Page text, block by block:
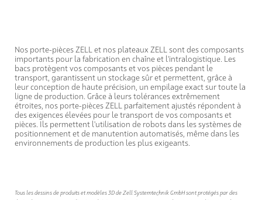
Nos porte-pièces ZELL et nos plateaux ZELL sont des composants
importants pour la fabrication en chaîne et l'intralogistique. Les
bacs protègent vos composants et vos pièces pendant le
transport, garantissent un stockage sûr et permettent, grâce à
leur conception de haute précision, un empilage exact sur toute la
ligne de production. Grâce à leurs tolérances extrêmement
étroites, nos porte-pièces ZELL parfaitement ajustés répondent à
des exigences élevées pour le transport de vos composants et
pièces. Ils permettent l'utilisation de robots dans les systèmes de
positionnement et de manutention automatisés, même dans les
environnements de production les plus exigeants.
Tous les dessins de produits et modèles 3D de Zell Systemtechnik GmbH sont protégés par des